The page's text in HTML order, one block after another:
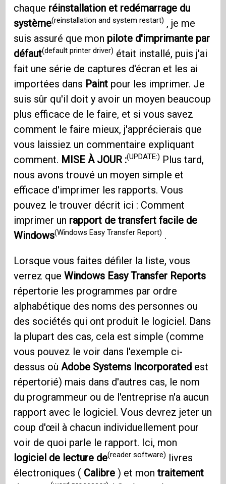
chaque réinstallation et redémarrage du
système(reinstallation and system restart) , je me
suis assuré que mon pilote d'imprimante par
défaut(default printer driver) était installé, puis j'ai
fait une série de captures d'écran et les ai
importées dans Paint pour les imprimer. Je
suis sûr qu'il doit y avoir un moyen beaucoup
plus efficace de le faire, et si vous savez
comment le faire mieux, j'apprécierais que
vous laissiez un commentaire expliquant
comment. MISE À JOUR :(UPDATE:) Plus tard,
nous avons trouvé un moyen simple et
efficace d'imprimer les rapports. Vous
pouvez le trouver décrit ici : Comment
imprimer un rapport de transfert facile de
Windows(Windows Easy Transfer Report) .
Lorsque vous faites défiler la liste, vous
verrez queWindows Easy Transfer Reports
répertorie les programmes par ordre
alphabétique des noms des personnes ou
des sociétés qui ont produit le logiciel. Dans
la plupart des cas, cela est simple (comme
vous pouvez le voir dans l'exemple ci-
dessus où Adobe Systems Incorporated est
répertorié) mais dans d'autres cas, le nom
du programmeur ou de l'entreprise n'a aucun
rapport avec le logiciel. Vous devrez jeter un
coup d'œil à chacun individuellement pour
voir de quoi parle le rapport. Ici, mon
logiciel de lecture de(reader software) livres
électroniques ( Calibre ) et montraitement